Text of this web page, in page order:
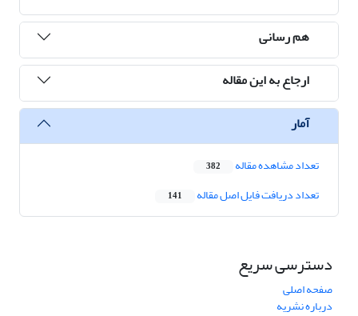
هم رسانی
ارجاع به این مقاله
آمار
تعداد مشاهده مقاله 382
تعداد دریافت فایل اصل مقاله 141
دسترسی سریع
صفحه اصلی
درباره نشریه